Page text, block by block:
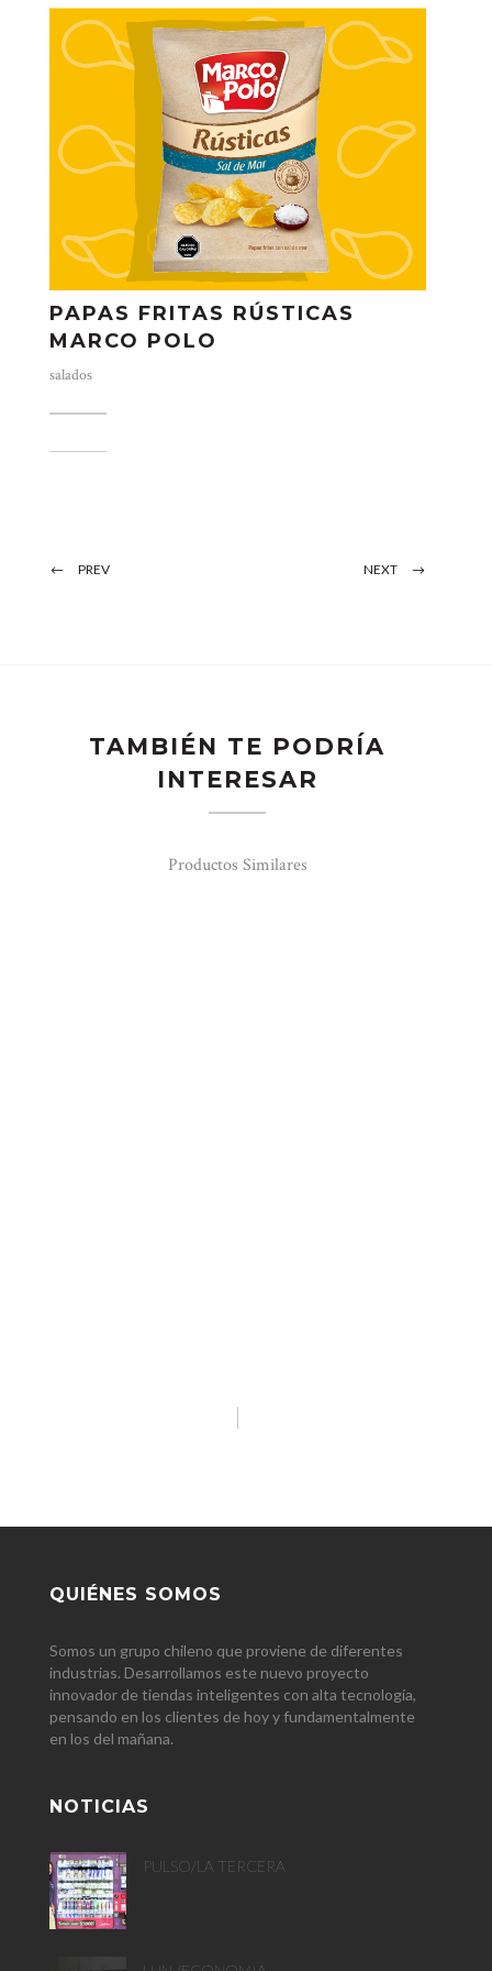
PAPAS FRITAS RÚSTICAS
MARCO POLO
salados
PREV NEXT
TAMBIÉN TE PODRÍA
INTERESAR
Productos Similares
QUIÉNES SOMOS
Somos un grupo chileno que proviene de diferentes
industrias. Desarrollamos este nuevo proyecto
innovador de tiendas inteligentes con alta tecnología,
pensando en los clientes de hoy y fundamentalmente
en los del mañana.
NOTICIAS
PULSO/LA TERCERA